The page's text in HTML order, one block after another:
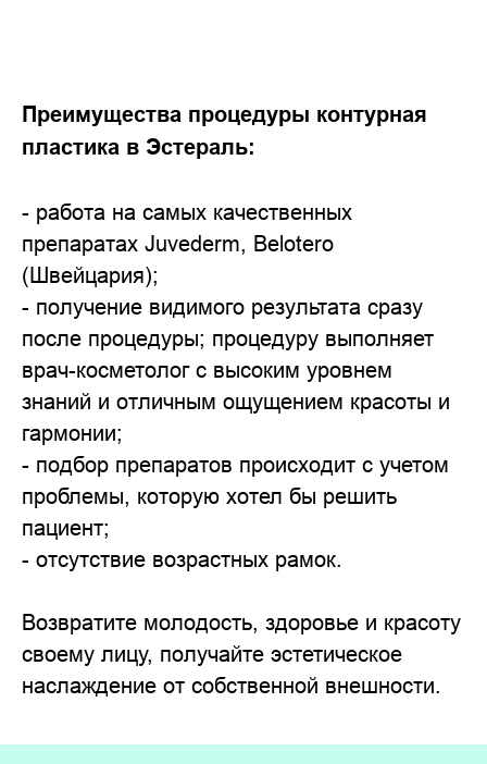
Преимущества процедуры контурная
пластика в Эстераль:
- работа на самых качественных
препаратах Juvederm, Belotero
(Швейцария);
- получение видимого результата сразу
после процедуры; процедуру выполняет
врач-косметолог с высоким уровнем
знаний и отличным ощущением красоты и
гармонии;
- подбор препаратов происходит с учетом
проблемы, которую хотел бы решить
пациент;
- отсутствие возрастных рамок.
Возвратите молодость, здоровье и красоту
своему лицу, получайте эстетическое
наслаждение от собственной внешности.